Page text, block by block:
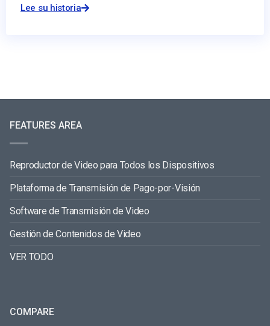
Lee su historia
FEATURES AREA
Reproductor de Video para Todos los Dispositivos
Plataforma de Transmisión de Pago-por-Visión
Software de Transmisión de Video
Gestión de Contenidos de Video
VER TODO
COMPARE